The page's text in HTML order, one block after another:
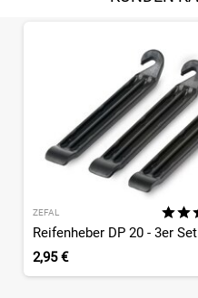
ZEFAL
Reifenheber DP 20 - 3er Set
2,95 €